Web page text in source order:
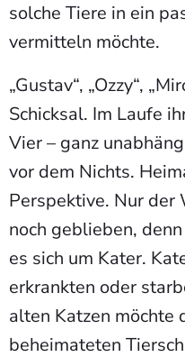
solche Tiere in ein
vermitteln möchte.
„Gustav“, „Ozzy“,
Schicksal. Im Laufe
Vier – ganz
vor dem Nichts.
Perspektive. Nur der
noch geblieben,
es sich um Kater.
erkrankten oder
alten Katzen möchte
beheimateten